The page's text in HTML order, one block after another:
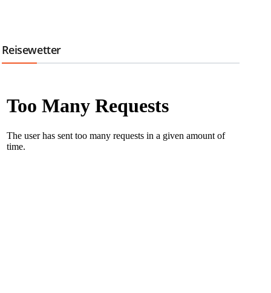
Reisewetter